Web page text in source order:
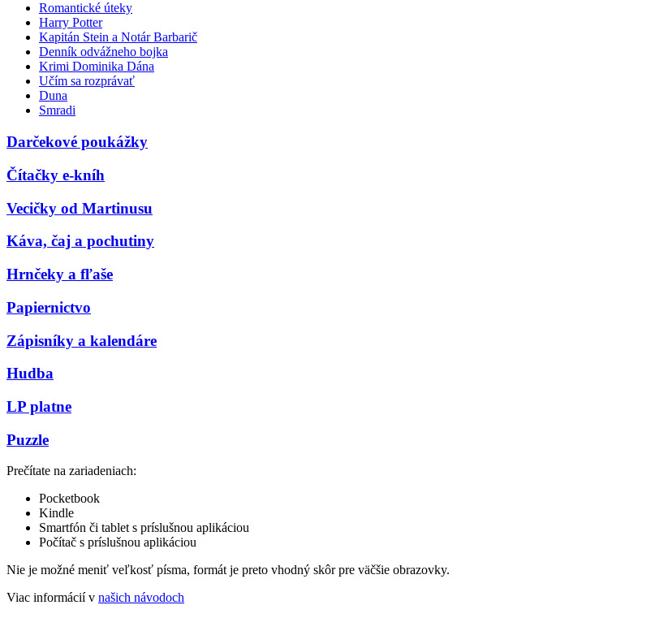
Romantické úteky
Harry Potter
Kapitán Stein a Notár Barbarič
Denník odvážneho bojka
Krimi Dominika Dána
Učím sa rozprávať
Duna
Smradi
Darčekové poukážky
Čítačky e-kníh
Vecičky od Martinusu
Káva, čaj a pochutiny
Hrnčeky a fľaše
Papiernictvo
Zápisníky a kalendáre
Hudba
LP platne
Puzzle
Prečítate na zariadeniach:
Pocketbook
Kindle
Smartfón či tablet s príslušnou aplikáciou
Počítač s príslušnou aplikáciou
Nie je možné meniť veľkosť písma, formát je preto vhodný skôr pre väčšie obrazovky.
Viac informácií v našich návodoch